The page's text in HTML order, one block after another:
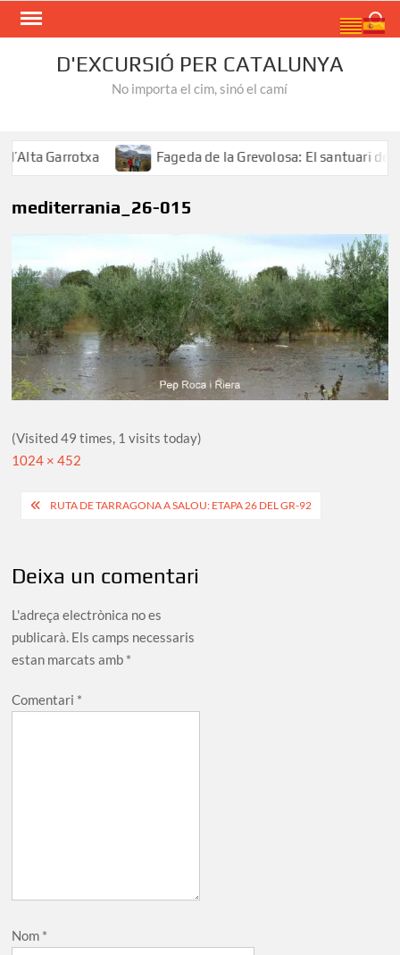
Skip
D'EXCURSIÓ PER CATALUNYA
No importa el cim, sinó el camí
Garrotxa Fageda de la Grevolosa: El santuari dels
mediterrania_26-015
(Visited 49 times, 1 visits today)
Full
1024 × 452
Navegació
RUTA DE TARRAGONA A SALOU: ETAPA 26 DEL GR-92
Deixa un comentari
L'adreça electrònica no es
publicarà. Els camps necessaris
estan marcats amb *
Comentari *
Nom *